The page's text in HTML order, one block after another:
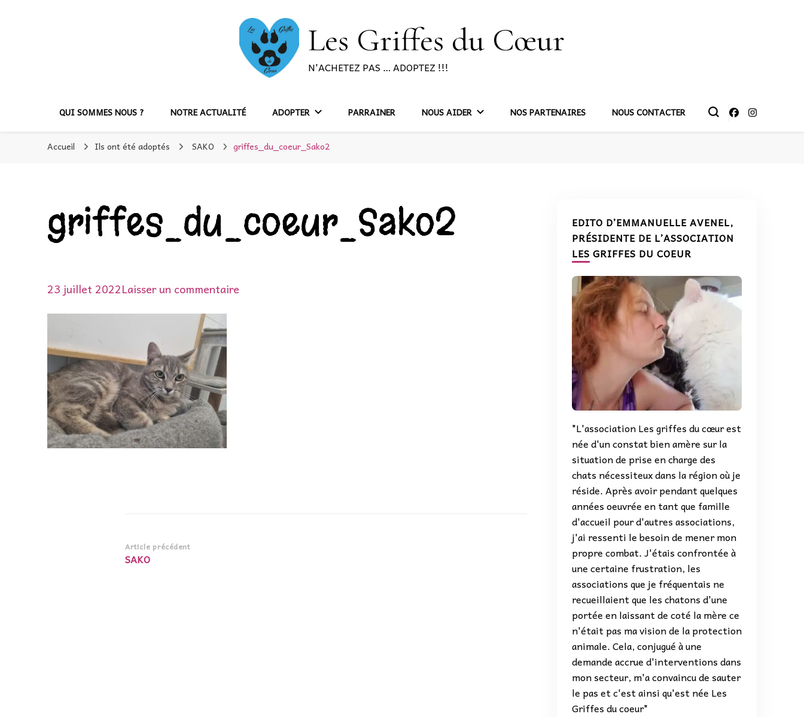
Les Griffes du Cœur
N'ACHETEZ PAS … ADOPTEZ !!!
QUI SOMMES NOUS ? NOTRE ACTUALITÉ ADOPTER PARRAINER NOUS AIDER NOS PARTENAIRES NOUS CONTACTER
Accueil Ils ont été adoptés SAKO griffes_du_coeur_Sako2
griffes_du_coeur_Sako2
23 juillet 2022Laisser un commentaire
Navigation
d’article
Article précédent
SAKO
EDITO D’EMMANUELLE AVENEL,
PRÉSIDENTE DE L’ASSOCIATION
LES GRIFFES DU COEUR
"L'association Les griffes du cœur est
née d'un constat bien amère sur la
situation de prise en charge des
chats nécessiteux dans la région où je
réside. Après avoir pendant quelques
années oeuvrée en tant que famille
d'accueil pour d'autres associations,
j'ai ressenti le besoin de mener mon
propre combat. J'étais confrontée à
une certaine frustration, les
associations que je fréquentais ne
recueillaient que les chatons d'une
portée en laissant de coté la mère ce
n'était pas ma vision de la protection
animale. Cela, conjugué à une
demande accrue d'interventions dans
mon secteur, m'a convaincu de sauter
le pas et c'est ainsi qu'est née Les
Griffes du coeur"